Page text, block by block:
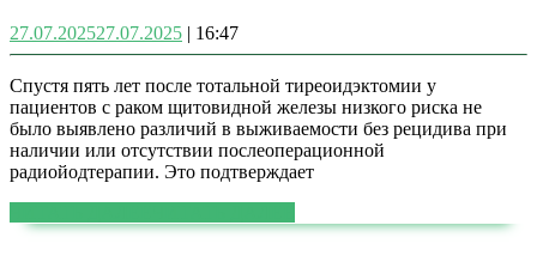
27.07.202527.07.2025 | 16:47
Спустя пять лет после тотальной тиреоидэктомии у
пациентов с раком щитовидной железы низкого риска не
было выявлено различий в выживаемости без рецидива при
наличии или отсутствии послеоперационной
радиойодтерапии. Это подтверждает